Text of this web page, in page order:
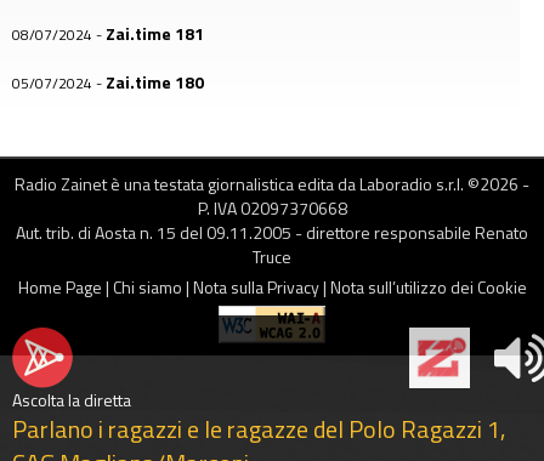
08/07/2024 - Zai.time 181
05/07/2024 - Zai.time 180
03/07/2024 -Zai.time 178
02/07/2024 -Zai.time 177
01/07/2024 Zai.time 176
28/06/2024
27/06/2024
26/06/2024 - Zai.time 173
Radio Zainet è una testata giornalistica edita da Laboradio s.r.l. ©2026 -
P. IVA 02097370668
Aut. trib. di Aosta n. 15 del 09.11.2005 - direttore responsabile Renato
Truce
Home Page|Chi siamo|Nota sulla Privacy|Nota sull’utilizzo dei Cookie
Ascolta la diretta
Parlano i ragazzi e le ragazze del Polo Ragazzi 1,